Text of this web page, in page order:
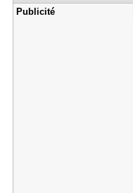
Publicité